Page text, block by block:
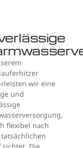
wir eine
und
flexibel nach